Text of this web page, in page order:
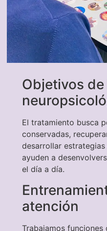
Objetivos
El tratamiento busca
conservadas,
desarrollar
ayuden a
el día a día.
atención
Trabajamos funciones